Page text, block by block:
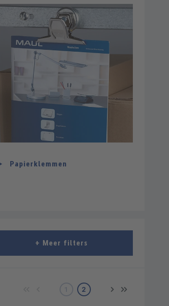
Papierklemmen
+ Meer filters
PaginaPagina
2